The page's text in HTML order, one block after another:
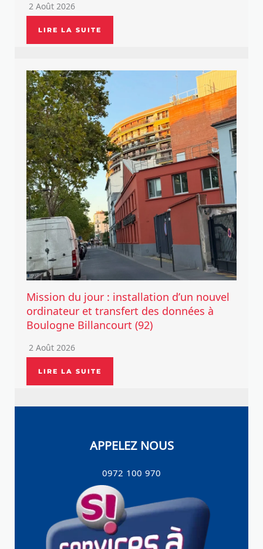
2 Août 2026
LIRE LA SUITE
Mission du jour : installation d’un nouvel
ordinateur et transfert des données à
Boulogne Billancourt (92)
2 Août 2026
LIRE LA SUITE
APPELEZ NOUS
0972 100 970